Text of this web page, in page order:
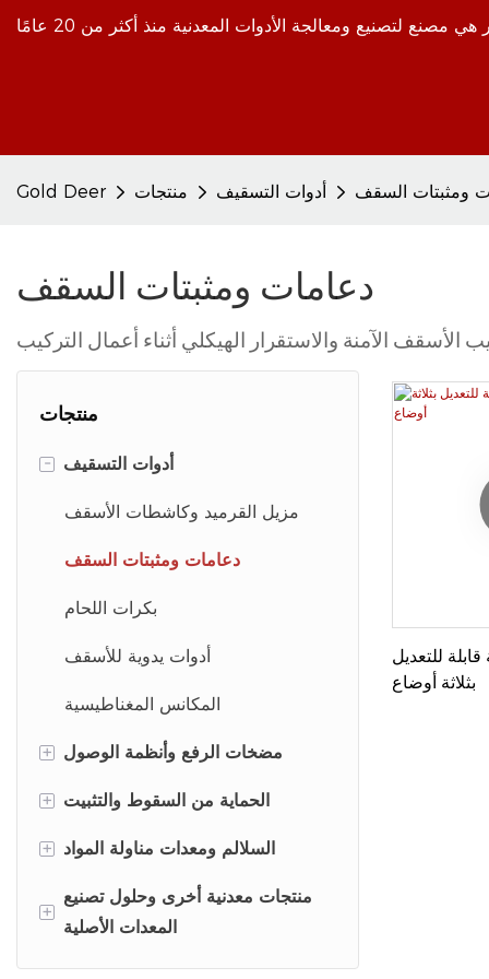
Gold Deer منتجات أدوات التسقيف ومثبتات السقف
دعامات ومثبتات السقف
منتجات
- أدوات التسقيف
مزيل القرميد وكاشطات الأسقف
دعامات ومثبتات السقف
بكرات اللحام
أدوات يدوية للأسقف
المكانس المغناطيسية
+ مضخات الرفع وأنظمة الوصول
أنظمة مضخات الرفع
مكونات وأقواس مضخة الزيت
ملحقات الوصول إلى السلالم
والسلامة
+ الحماية من السقوط والتثبيت
أنظمة التثبيت
أدوات تثبيت الأعمدة وقضبان
التثبيت
+ السلالم ومعدات مناولة المواد
معدات مناولة المواد
+
منتجات معدنية أخرى وحلول تصنيع
المعدات الأصلية
للتعديل
بثلاثة أوضاع